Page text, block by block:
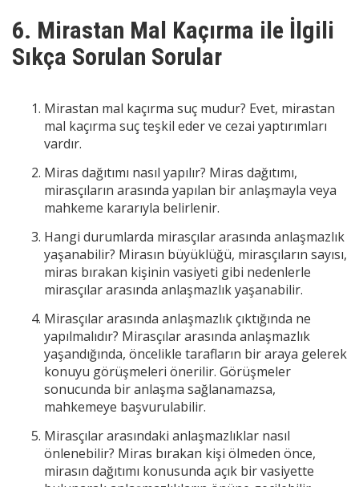
6. Mirastan Mal Kaçırma ile İlgili
Sıkça Sorulan Sorular
Mirastan mal kaçırma suç mudur? Evet, mirastan
mal kaçırma suç teşkil eder ve cezai yaptırımları
vardır.
Miras dağıtımı nasıl yapılır? Miras dağıtımı,
mirasçıların arasında yapılan bir anlaşmayla veya
mahkeme kararıyla belirlenir.
Hangi durumlarda mirasçılar arasında anlaşmazlık
yaşanabilir? Mirasın büyüklüğü, mirasçıların sayısı,
miras bırakan kişinin vasiyeti gibi nedenlerle
mirasçılar arasında anlaşmazlık yaşanabilir.
Mirasçılar arasında anlaşmazlık çıktığında ne
yapılmalıdır? Mirasçılar arasında anlaşmazlık
yaşandığında, öncelikle tarafların bir araya gelerek
konuyu görüşmeleri önerilir. Görüşmeler
sonucunda bir anlaşma sağlanamazsa,
mahkemeye başvurulabilir.
Mirasçılar arasındaki anlaşmazlıklar nasıl
önlenebilir? Miras bırakan kişi ölmeden önce,
mirasın dağıtımı konusunda açık bir vasiyette